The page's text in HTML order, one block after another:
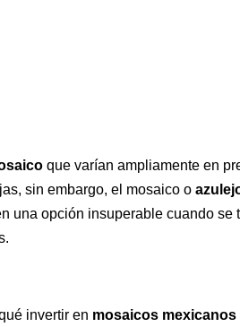
que varían ampliamente en
sin embargo, el mosaico o
una opción insuperable cuando
invertir en mosaicos mexicanos